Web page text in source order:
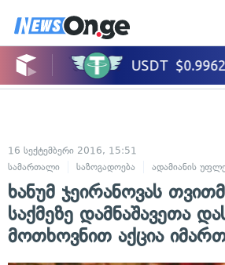
16 სექტემბერი 2016, 15:51
სამართალი
საზოგადოება ადამიანის
ხანუმ ჯეირანოვას
საქმეზე დამნაშავეთა
მოთხოვნით აქცია